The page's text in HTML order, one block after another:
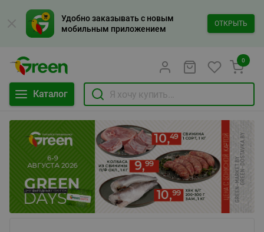
Удобно заказывать с новым
мобильным приложением
ОТКРЫТЬ
Каталог
0